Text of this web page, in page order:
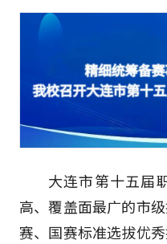
大连市第十五届
高、覆盖面最广的市
赛、国赛标准选拔优